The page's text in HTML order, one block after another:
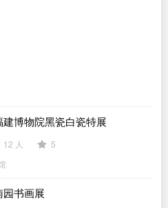
建博物院黑瓷白瓷特展
12 人
5
书画展